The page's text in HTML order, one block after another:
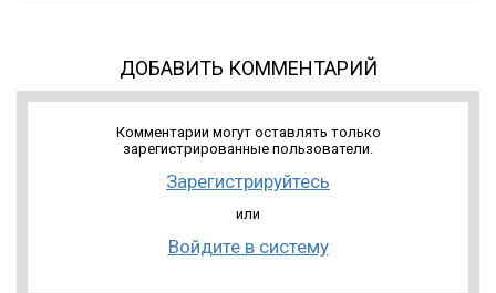
ДОБАВИТЬ КОММЕНТАРИЙ
Комментарии могут оставлять только
зарегистрированные пользователи.
Зарегистрируйтесь
или
Войдите в систему